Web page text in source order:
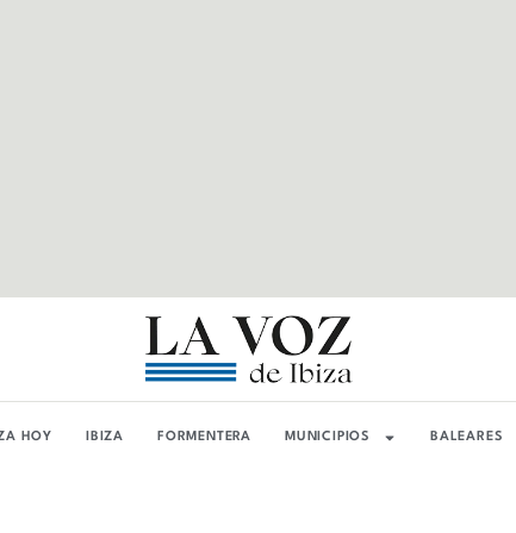
HOY IBIZA FORMENTERA MUNICIPIOS BALEARES